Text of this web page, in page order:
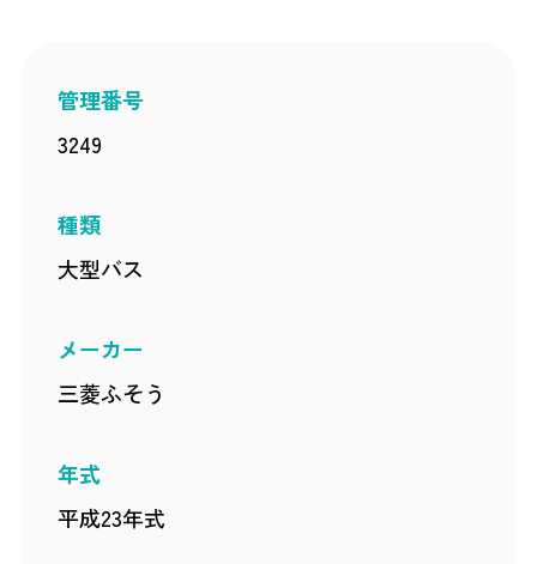
管理番号
3249
種類
大型バス
メーカー
三菱ふそう
年式
平成23年式